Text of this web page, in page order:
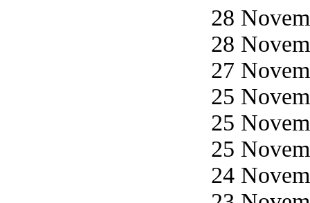
28
28
27
25
25
25
24